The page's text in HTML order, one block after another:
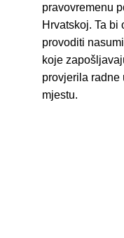
pravovremenu
Hrvatskoj. Ta bi
provoditi
koje
provjerila radne
mjestu.